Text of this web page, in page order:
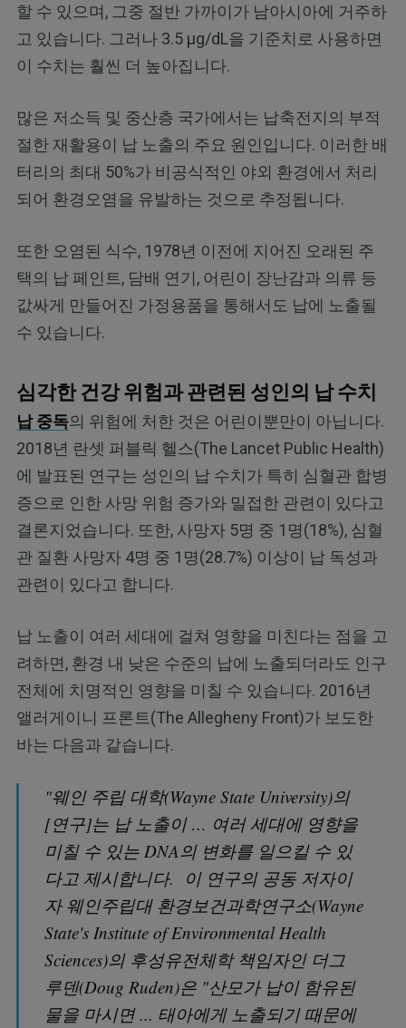
할 수 있으며, 그중 절반 가까이가 남아시아에 거주하
고 있습니다. 그러나 3.5 µg/dL을 기준치로 사용하면
이 수치는 훨씬 더 높아집니다.
많은 저소득 및 중산층 국가에서는 납축전지의 부적
절한 재활용이 납 노출의 주요 원인입니다. 이러한 배
터리의 최대 50%가 비공식적인 야외 환경에서 처리
되어 환경오염을 유발하는 것으로 추정됩니다.
또한 오염된 식수, 1978년 이전에 지어진 오래된 주
택의 납 페인트, 담배 연기, 어린이 장난감과 의류 등
값싸게 만들어진 가정용품을 통해서도 납에 노출될
수 있습니다.
심각한 건강 위험과 관련된 성인의 납 수치
납 중독의 위험에 처한 것은 어린이뿐만이 아닙니다.
2018년 란셋 퍼블릭 헬스(The Lancet Public Health)
에 발표된 연구는 성인의 납 수치가 특히 심혈관 합병
증으로 인한 사망 위험 증가와 밀접한 관련이 있다고
결론지었습니다. 또한, 사망자 5명 중 1명(18%), 심혈
관 질환 사망자 4명 중 1명(28.7%) 이상이 납 독성과
관련이 있다고 합니다.
납 노출이 여러 세대에 걸쳐 영향을 미친다는 점을 고
려하면, 환경 내 낮은 수준의 납에 노출되더라도 인구
전체에 치명적인 영향을 미칠 수 있습니다. 2016년
앨러게이니 프론트(The Allegheny Front)가 보도한
바는 다음과 같습니다.
"웨인 주립 대학(Wayne State University)의
[연구]는 납 노출이 … 여러 세대에 영향을
미칠 수 있는 DNA의 변화를 일으킬 수 있
다고 제시합니다. 이 연구의 공동 저자이
자 웨인주립대 환경보건과학연구소(Wayne
State's Institute of Environmental Health
Sciences)의 후성유전체학 책임자인 더그
루덴(Doug Ruden)은 "산모가 납이 함유된
물을 마시면 ... 태아에게 노출되기 때문에